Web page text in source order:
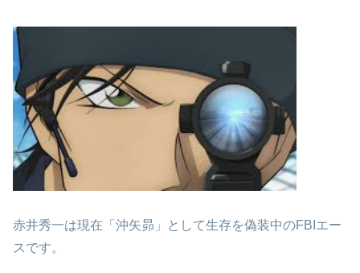
赤井秀一は現在「沖矢昴」として生存を偽装中のFBIエー
スです。